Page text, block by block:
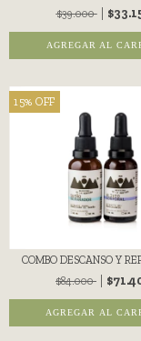
$39.000
AGREGAR AL
15% OFF
COMBO DESCANSO Y
$84.000